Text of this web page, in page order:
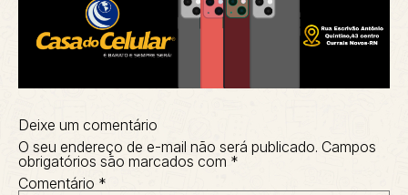
Deixe um comentário
O seu endereço de e-mail não será publicado. Campos
obrigatórios são marcados com *
Comentário *